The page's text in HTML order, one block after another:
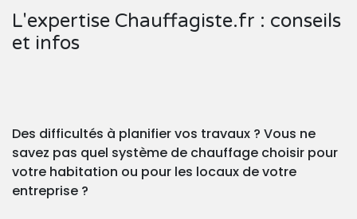
L'expertise Chauffagiste.fr : conseils
et infos
Des difficultés à planifier vos travaux ? Vous ne
savez pas quel système de chauffage choisir pour
votre habitation ou pour les locaux de votre
entreprise ?